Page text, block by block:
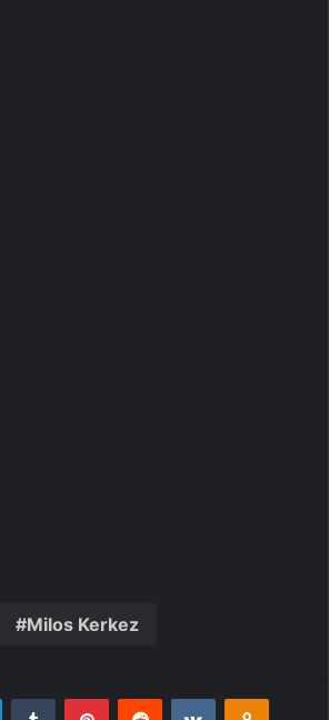
Milos Kerkez
LinkedinTumblr PinterestReddit VK OK